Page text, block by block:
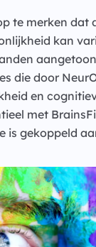
te merken dat
kan
die door
en
met
is gekoppeld